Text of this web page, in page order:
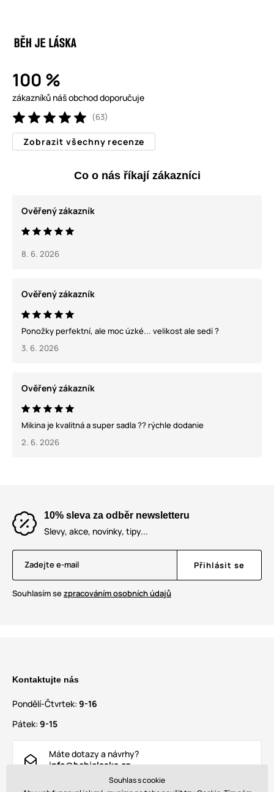
100 %
zákazníků náš obchod doporučuje
(63)
Zobrazit všechny recenze
Co o nás říkají zákazníci
Ověřený zákazník
8. 6. 2026
Ověřený zákazník
Ponožky perfektní, ale moc úzké... velikost ale sedí ?
3. 6. 2026
Ověřený zákazník
Mikina je kvalitná a super sadla ?? rýchle dodanie
2. 6. 2026
10% sleva za odběr newsletteru
Slevy, akce, novinky, tipy...
Zadejte e-mail Přihlásit se
Souhlasím sezpracováním osobních údajů
Kontaktujte nás
Pondělí-Čtvrtek: 9-16
Pátek: 9-15
Máte dotazy a návrhy?
info@behjelaska.cz
Souhlas s cookie